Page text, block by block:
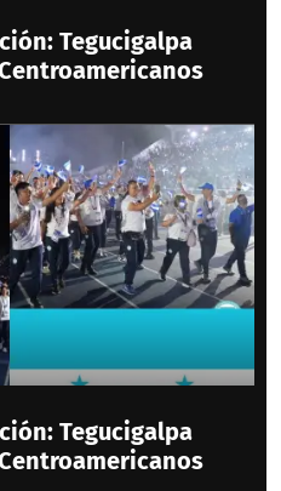
Tegucigalpa
Tegucigalpa